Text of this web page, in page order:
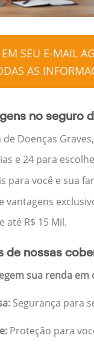
EM SEU E-MAIL
AS
no seguro
Doenças
e 24 para
para você e sua
vantagens
até R$ 15 Mil.
de nossas
sua renda em
Segurança para
Proteção para